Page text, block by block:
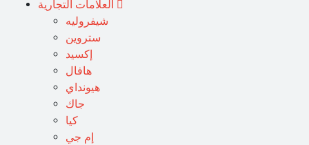
شيفروليه
ستروين
إكسيد
هافال
هيونداي
جاك
كيا
إم جي